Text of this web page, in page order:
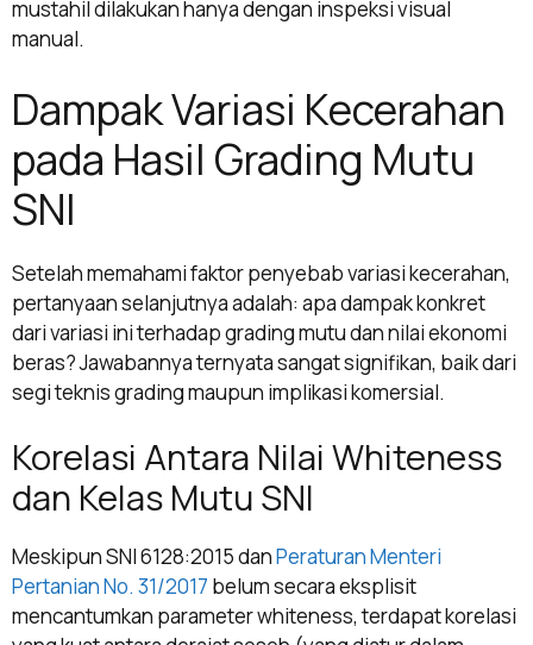
mustahil dilakukan hanya dengan inspeksi visual
manual.
Dampak Variasi Kecerahan
pada Hasil Grading Mutu
SNI
Setelah memahami faktor penyebab variasi kecerahan,
pertanyaan selanjutnya adalah: apa dampak konkret
dari variasi ini terhadap grading mutu dan nilai ekonomi
beras? Jawabannya ternyata sangat signifikan, baik dari
segi teknis grading maupun implikasi komersial.
Korelasi Antara Nilai Whiteness
dan Kelas Mutu SNI
Meskipun SNI 6128:2015 danPeraturan Menteri
Pertanian No. 31/2017 belum secara eksplisit
mencantumkan parameter whiteness, terdapat korelasi